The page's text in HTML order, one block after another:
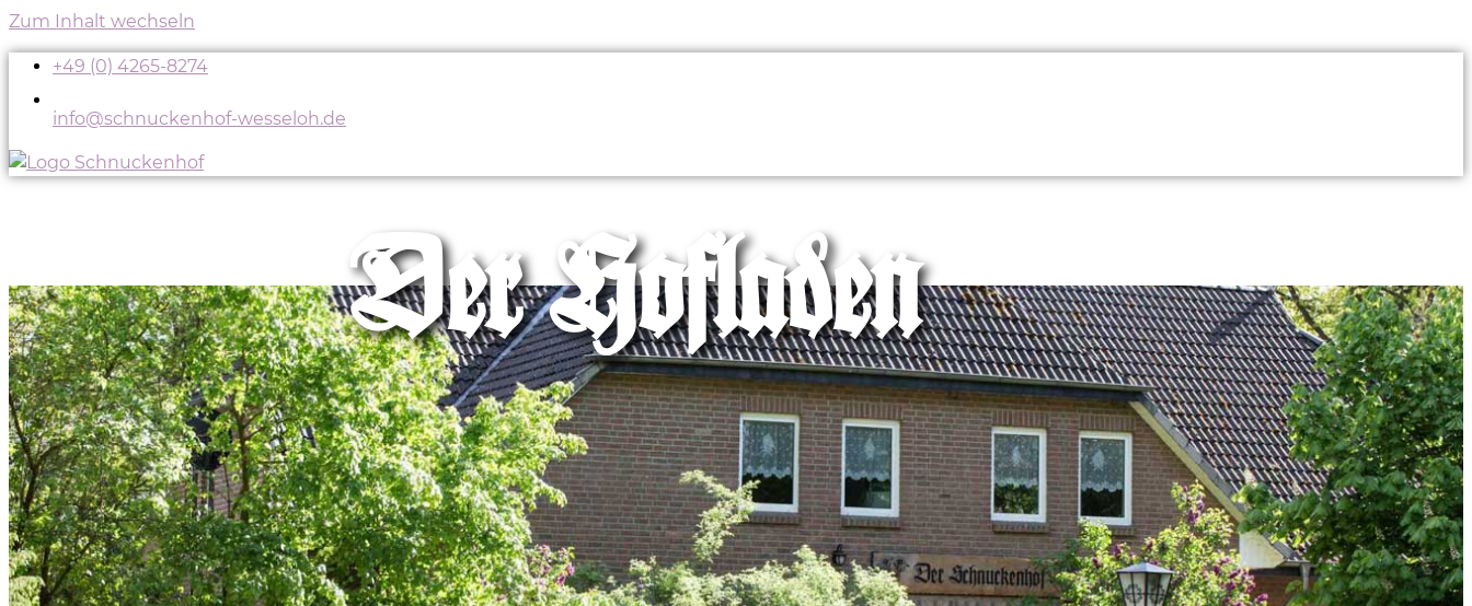
Zum Inhalt wechseln
+49 (0) 4265-8274
info@schnuckenhof-wesseloh.de
Der Hofladen